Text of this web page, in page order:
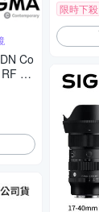
Co
接
鏡
用
限時下殺